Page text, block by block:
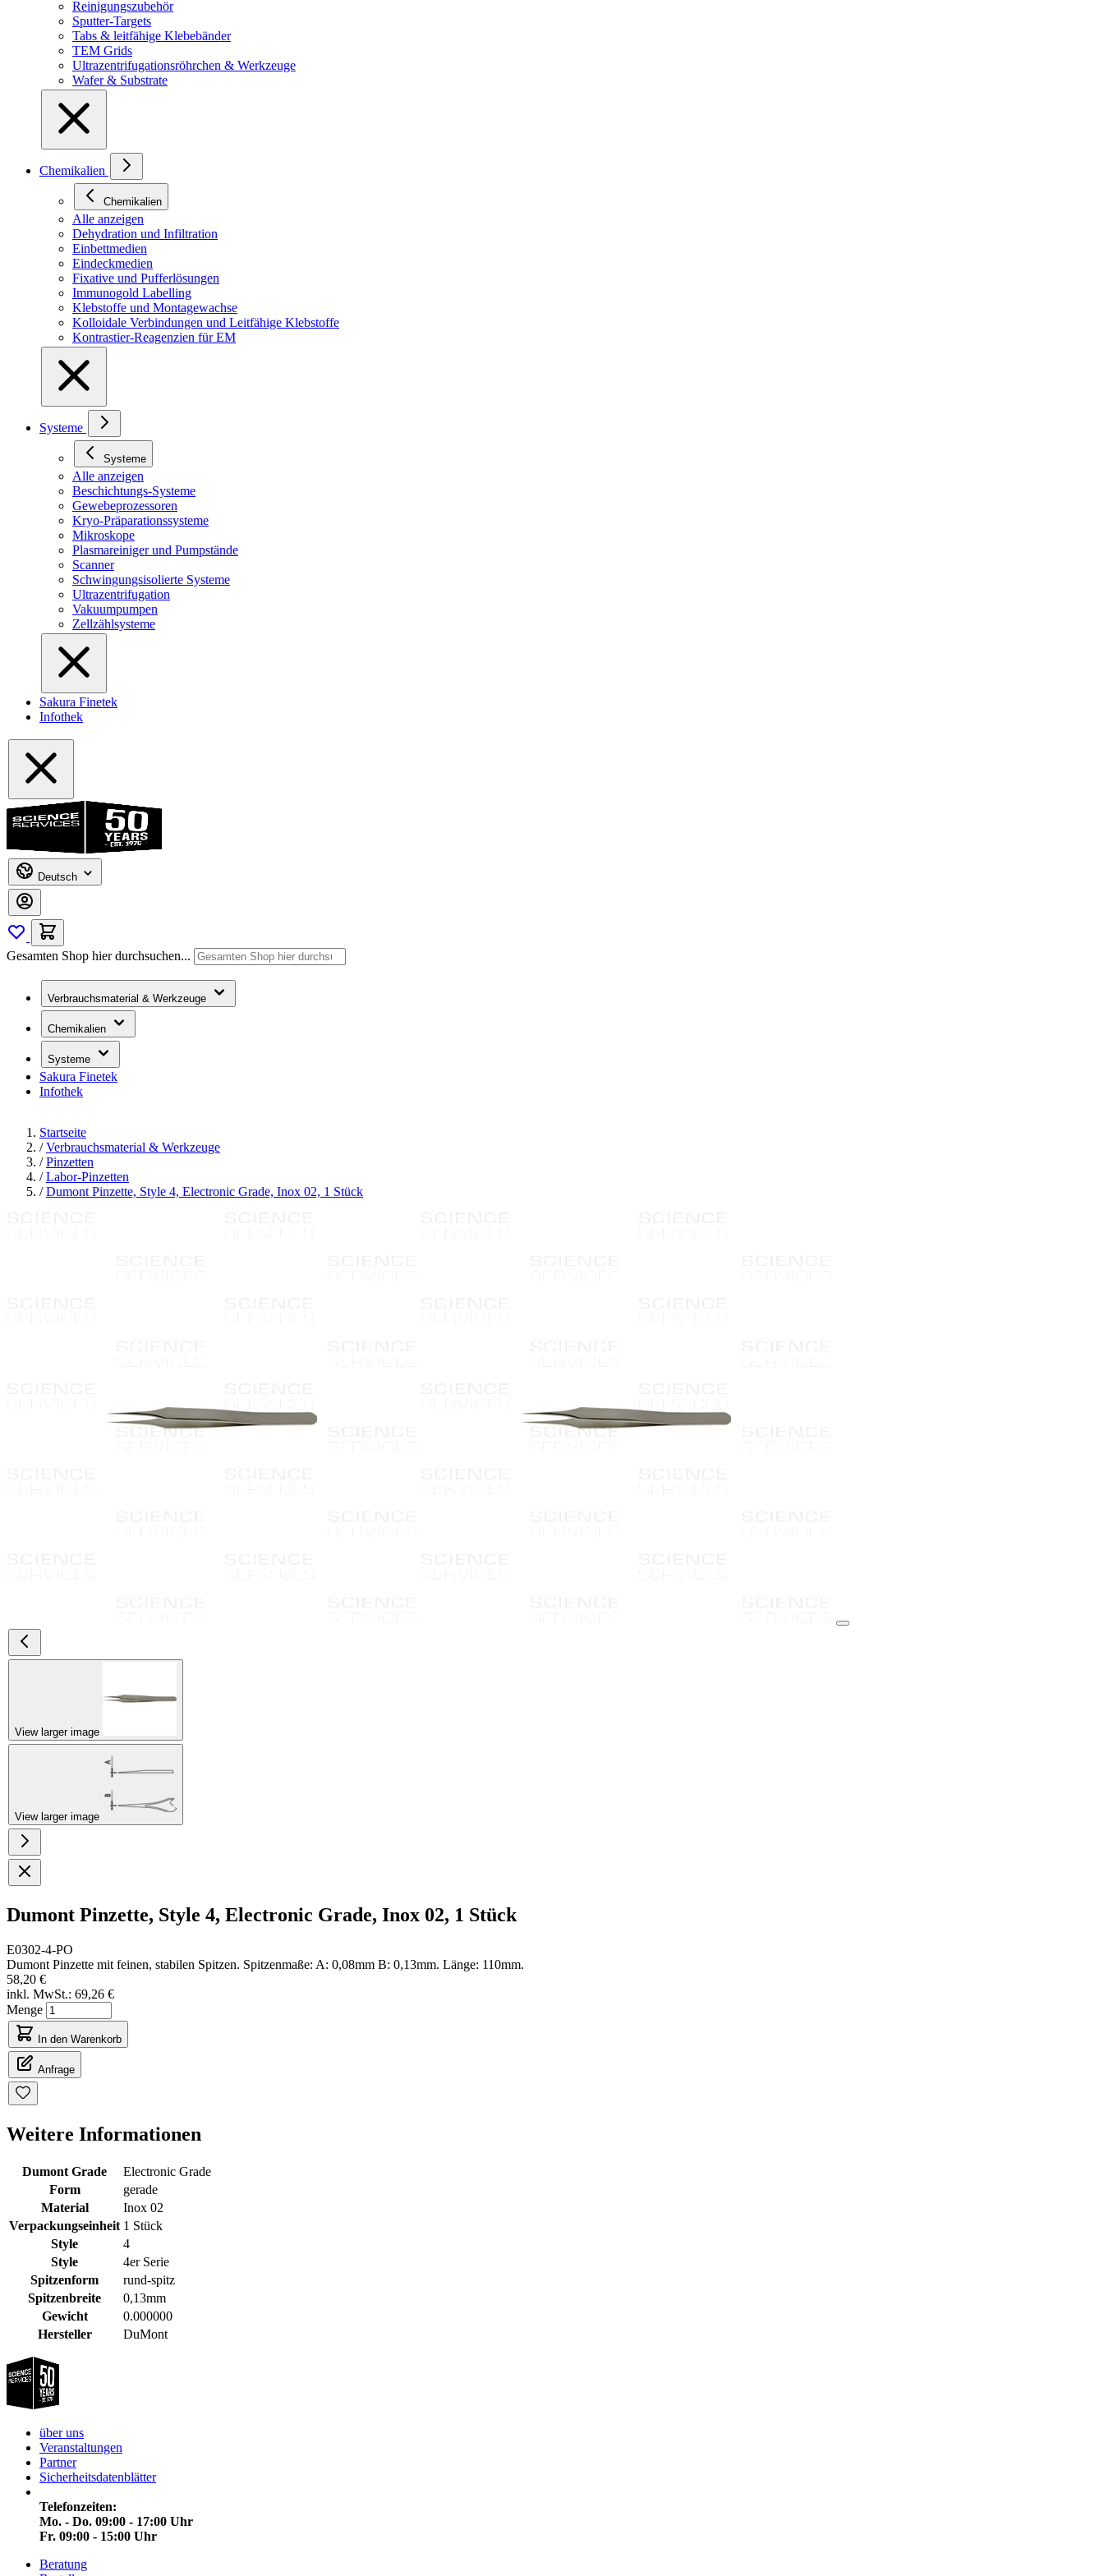
Reinigungszubehör
Sputter-Targets
Tabs & leitfähige Klebebänder
TEM Grids
Ultrazentrifugationsröhrchen & Werkzeuge
Wafer & Substrate
Chemikalien
Chemikalien
Alle anzeigen
Dehydration und Infiltration
Einbettmedien
Eindeckmedien
Fixative und Pufferlösungen
Immunogold Labelling
Klebstoffe und Montagewachse
Kolloidale Verbindungen und Leitfähige Klebstoffe
Kontrastier-Reagenzien für EM
Systeme
Systeme
Alle anzeigen
Beschichtungs-Systeme
Gewebeprozessoren
Kryo-Präparationssysteme
Mikroskope
Plasmareiniger und Pumpstände
Scanner
Schwingungsisolierte Systeme
Ultrazentrifugation
Vakuumpumpen
Zellzählsysteme
Sakura Finetek
Infothek
Deutsch
Gesamten Shop hier durchsuchen...
Verbrauchsmaterial & Werkzeuge
Chemikalien
Systeme
Sakura Finetek
Infothek
Startseite
/ Verbrauchsmaterial & Werkzeuge
/ Pinzetten
/ Labor-Pinzetten
/ Dumont Pinzette, Style 4, Electronic Grade, Inox 02, 1 Stück
View larger image
View larger image
Dumont Pinzette, Style 4, Electronic Grade, Inox 02, 1 Stück
E0302-4-PO
Dumont Pinzette mit feinen, stabilen Spitzen. Spitzenmaße: A: 0,08mm B: 0,13mm. Länge: 110mm.
58,20 €
inkl. MwSt.: 69,26 €
Menge
In den Warenkorb
Anfrage
Weitere Informationen
Dumont Grade
Electronic Grade
Form
gerade
Material
Inox 02
Verpackungseinheit 1 Stück
Style
4
Style
4er Serie
Spitzenform
rund-spitz
Spitzenbreite
0,13mm
Gewicht
0.000000
Hersteller
DuMont
über uns
Veranstaltungen
Partner
Sicherheitsdatenblätter
Telefonzeiten:
Mo. - Do. 09:00 - 17:00 Uhr
Fr. 09:00 - 15:00 Uhr
Beratung